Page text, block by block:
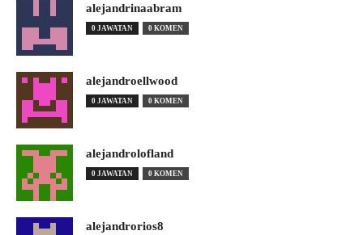
alejandrinaabram
0 JAWATAN 0 KOMEN
alejandroellwood
0 JAWATAN 0 KOMEN
alejandrolofland
0 JAWATAN 0 KOMEN
alejandrorios8